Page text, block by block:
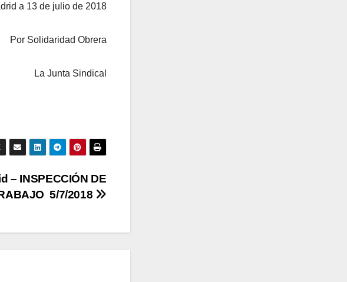
a 13 de julio de 2018
Por Solidaridad Obrera
La Junta Sindical
– INSPECCIÓN DE
5/7/2018